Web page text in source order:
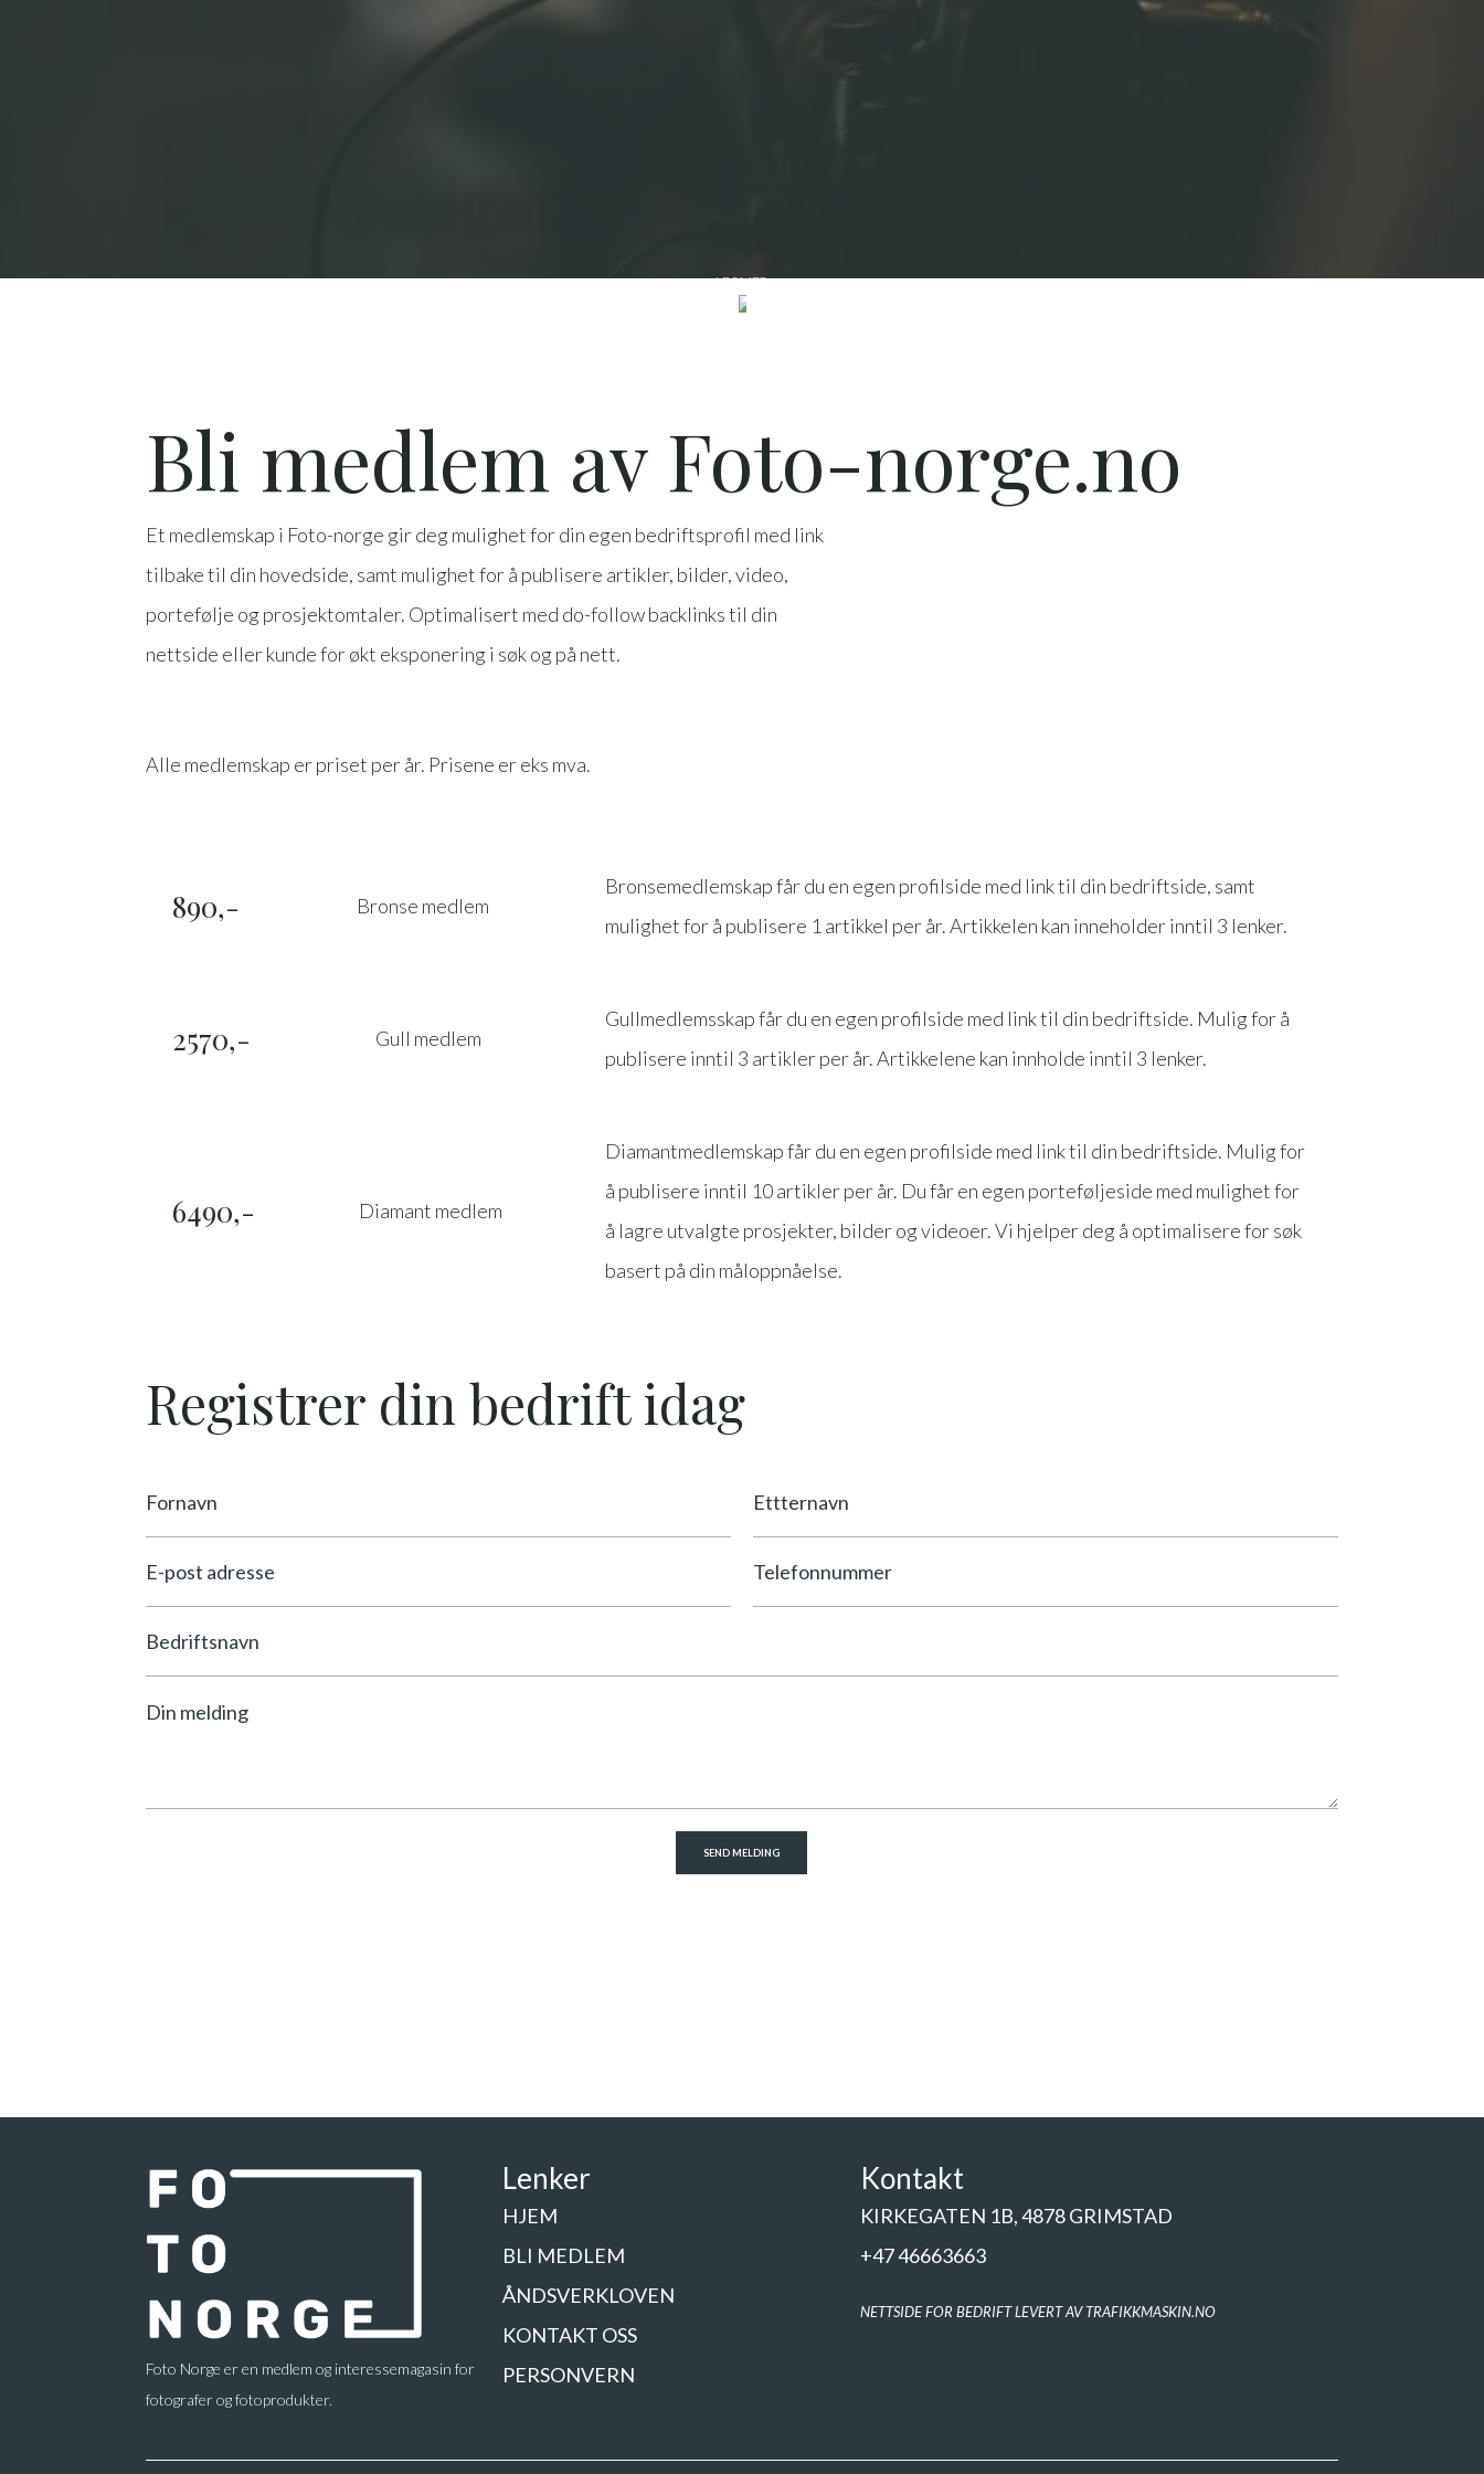
LES MER
Bli medlem av Foto-norge.no
Et medlemskap i Foto-norge gir deg mulighet for din egen bedriftsprofil med link
tilbake til din hovedside, samt mulighet for å publisere artikler, bilder, video,
portefølje og prosjektomtaler. Optimalisert med do-follow backlinks til din
nettside eller kunde for økt eksponering i søk og på nett.
Alle medlemskap er priset per år. Prisene er eks mva.
890,- Bronse medlem
Bronsemedlemskap får du en egen profilside med link til din bedriftside, samt
mulighet for å publisere 1 artikkel per år. Artikkelen kan inneholder inntil 3 lenker.
2570,- Gull medlem
Gullmedlemsskap får du en egen profilside med link til din bedriftside. Mulig for å
publisere inntil 3 artikler per år. Artikkelene kan innholde inntil 3 lenker.
6490,- Diamant medlem
Diamantmedlemskap får du en egen profilside med link til din bedriftside. Mulig for
å publisere inntil 10 artikler per år. Du får en egen porteføljeside med mulighet for
å lagre utvalgte prosjekter, bilder og videoer. Vi hjelper deg å optimalisere for søk
basert på din måloppnåelse.
Registrer din bedrift idag
Fornavn
Etternavn
E-
post
*
Telefonnummer
Bedriftsnavn
Beskjed
*
SEND MELDING
Foto Norge er en medlem og interessemagasin for
fotografer og fotoprodukter.
Lenker
HJEM
BLI MEDLEM
ÅNDSVERKLOVEN
KONTAKT OSS
PERSONVERN
Kontakt
KIRKEGATEN 1B, 4878 GRIMSTAD
+47 46663663
NETTSIDE FOR BEDRIFT LEVERT AV TRAFIKKMASKIN.NO